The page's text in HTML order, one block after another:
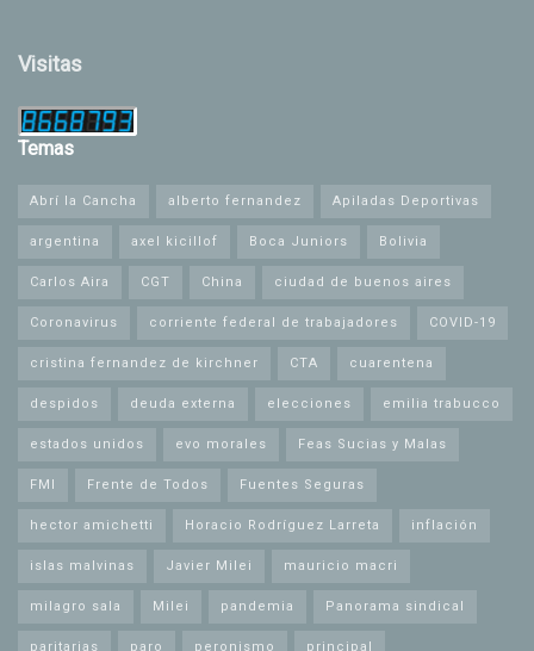
Visitas
Temas
Abrí la Cancha alberto fernandez Apiladas Deportivas
argentina axel kicillof Boca Juniors Bolivia
Carlos Aira CGT China ciudad de buenos aires
Coronavirus corriente federal de trabajadores COVID-19
cristina fernandez de kirchner CTA cuarentena
despidos deuda externa elecciones emilia trabucco
estados unidos evo morales Feas Sucias y Malas
FMI Frente de Todos Fuentes Seguras
hector amichetti Horacio Rodríguez Larreta inflación
islas malvinas Javier Milei mauricio macri
milagro sala Milei pandemia Panorama sindical
paritarias paro peronismo principal